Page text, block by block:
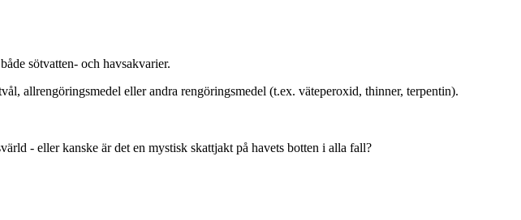
sötvatten- och havsakvarier.
allrengöringsmedel eller andra rengöringsmedel (t.ex. väteperoxid, thinner, terpentin).
- eller kanske är det en mystisk skattjakt på havets botten i alla fall?